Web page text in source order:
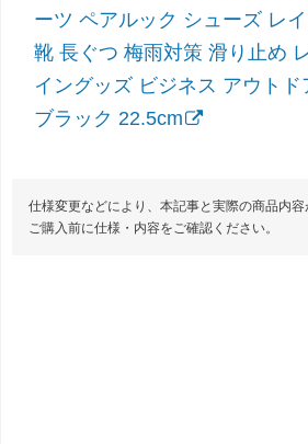
ーツ ペアルック シューズ レ
靴 長ぐつ 梅雨対策 滑り止め
イングッズ ビジネス アウト
ブラック 22.5cm
仕様変更などにより、本記事と実際の商品内容
ご購入前に仕様・内容をご確認ください。